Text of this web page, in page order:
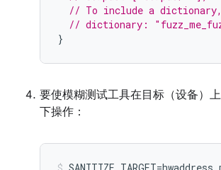
// To include a
// dictionary:
}
要使模糊测试工具在目标（设备）
下操作：